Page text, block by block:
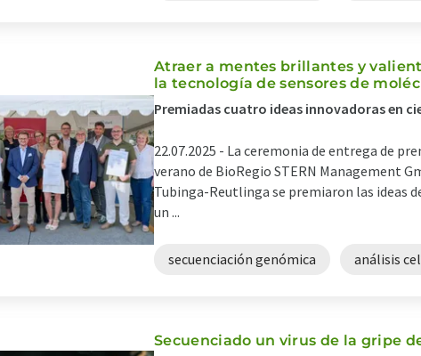
Atraer a mentes brillantes y
la tecnología de sensores de
Premiadas cuatro ideas innovadoras en
22.07.2025 - La ceremonia de entrega de
verano de BioRegio STERN Management
Tubinga-Reutlinga se premiaron las ideas
un ...
secuenciación genómica análisis
Secuenciado un virus de la gripe